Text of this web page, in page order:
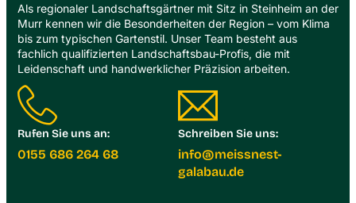
Als regionaler Landschaftsgärtner mit Sitz in Steinheim an der
Murr kennen wir die Besonderheiten der Region – vom Klima
bis zum typischen Gartenstil. Unser Team besteht aus
fachlich qualifizierten Landschaftsbau-Profis, die mit
Leidenschaft und handwerklicher Präzision arbeiten.
Rufen Sie uns an:
0155 686 264 68
Schreiben Sie uns:
info@meissnest-
galabau.de